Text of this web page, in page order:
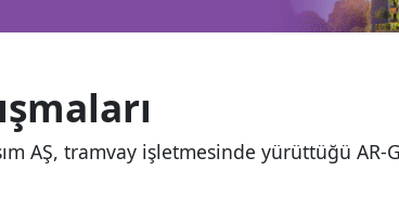
AŞ, tramvay işletmesinde yürüttüğü AR-